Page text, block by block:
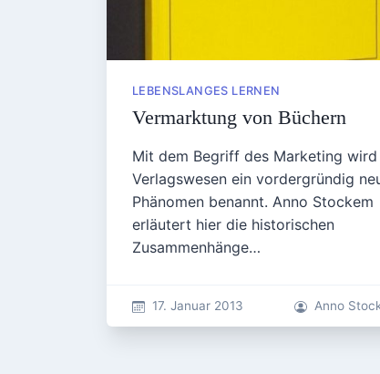
LEBENSLANGES LERNEN
Vermarktung von Büchern
Mit dem Begriff des Marketing wird
Verlagswesen ein vordergründig
Phänomen benannt. Anno Stockem
erläutert hier die historischen
Zusammenhänge…
17. Januar 2013 Anno